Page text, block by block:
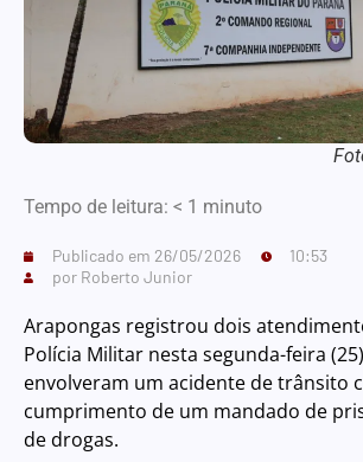
Tempo de leitura: < 1 minuto
Publicado em 26/05/2026
10:53
por Roberto Junior
Arapongas registrou dois
Polícia Militar nesta segunda-feira
envolveram um acidente de trânsito
cumprimento de um mandado de
de drogas.